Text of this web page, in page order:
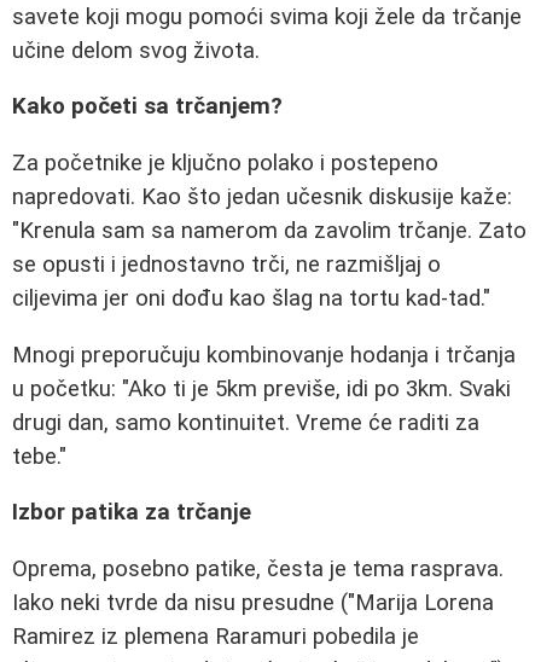
savete koji mogu pomoći svima koji žele da trčanje
učine delom svog života.
Kako početi sa trčanjem?
Za početnike je ključno polako i postepeno
napredovati. Kao što jedan učesnik diskusije kaže:
"Krenula sam sa namerom da zavolim trčanje. Zato
se opusti i jednostavno trči, ne razmišljaj o
ciljevima jer oni dođu kao šlag na tortu kad-tad."
Mnogi preporučuju kombinovanje hodanja i trčanja
u početku: "Ako ti je 5km previše, idi po 3km. Svaki
drugi dan, samo kontinuitet. Vreme će raditi za
tebe."
Izbor patika za trčanje
Oprema, posebno patike, česta je tema rasprava.
Iako neki tvrde da nisu presudne ("Marija Lorena
Ramirez iz plemena Raramuri pobedila je